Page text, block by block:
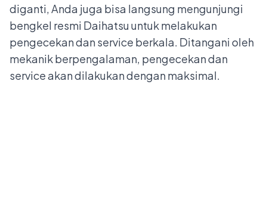
diganti, Anda juga bisa langsung mengunjungi
bengkel resmi Daihatsu untuk melakukan
pengecekan dan service berkala. Ditangani oleh
mekanik berpengalaman, pengecekan dan
service akan dilakukan dengan maksimal.